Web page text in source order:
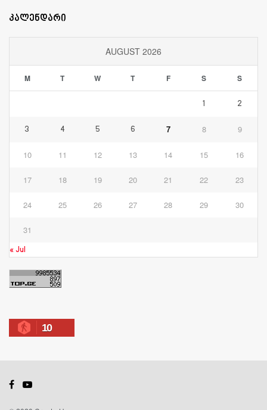
კალენდარი
AUGUST 2026
M T W T F S S
1 2
3 4 5 6 7 8 9
10 11 12 13 14 15 16
17 18 19 20 21 22 23
24 25 26 27 28 29 30
31
« Jul
10